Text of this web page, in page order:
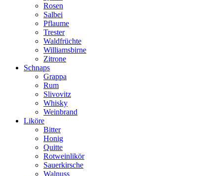
Rosen
Salbei
Pflaume
Trester
Waldfrüchte
Williamsbirne
Zitrone
Schnaps
Grappa
Rum
Slivovitz
Whisky
Weinbrand
Liköre
Bitter
Honig
Quitte
Rotweinlikör
Sauerkirsche
Walnuss